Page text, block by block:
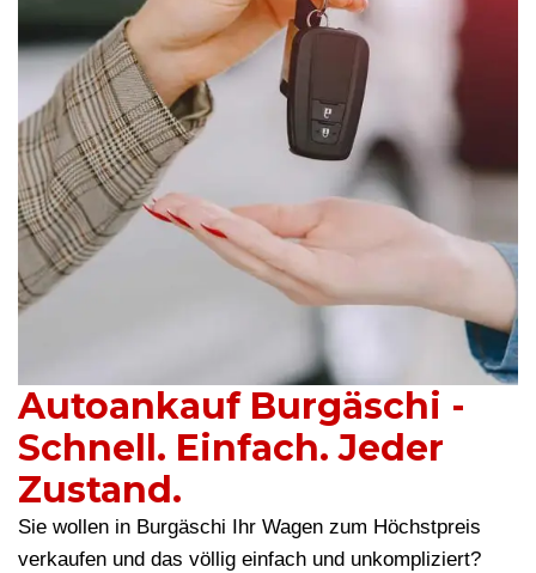
Autoankauf Burgäschi -
Schnell. Einfach. Jeder
Zustand.
Sie wollen in Burgäschi Ihr Wagen zum Höchstpreis
verkaufen und das völlig einfach und unkompliziert?